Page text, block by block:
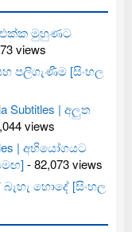
එක්ක මුහුණට
views
පලිගැණීම [සිංහල
Subtitles | අලුත
views
| අභියෝගයට
- 82,073 views
බැහැ හොදේ [සිංහල